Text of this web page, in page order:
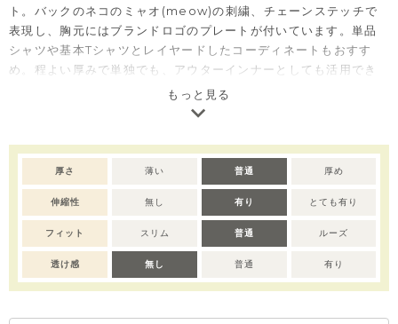
ト。バックのネコのミャオ(meow)の刺繍、チェーンステッチで
表現し、胸元にはブランドロゴのプレートが付いています。単品
シャツや基本Tシャツとレイヤードしたコーディネートもおすす
め。程よい厚みで単独でも、アウターインナーとしても活用でき
季節の変わり目から真冬まで活用できるアイテムです。
もっと見る
厚さ 薄い 普通 厚め
伸縮性 無し 有り とても有り
フィット スリム 普通 ルーズ
透け感 無し 普通 有り